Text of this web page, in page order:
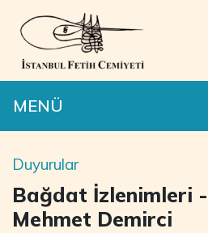
MENÜ
Duyurular
Bağdat İzlenimleri
Mehmet Demirci